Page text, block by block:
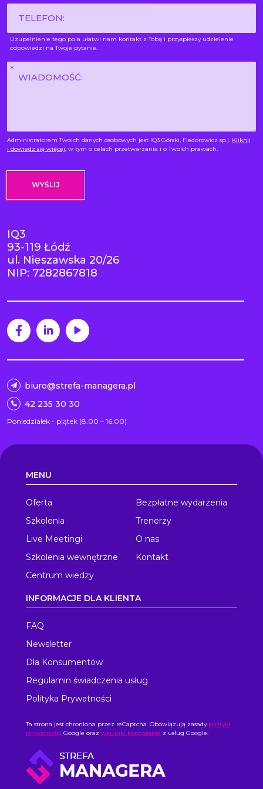
Uzupełnienie tego pola ułatwi nam kontakt z Tobą i przyspieszy udzielenie
odpowiedzi na Twoje pytanie.
Wiadomość
Administratorem Twoich danych osobowych jest IQ3 Górski, Fiedorowicz sp.j. Kliknij
i dowiedz się więcej, w tym o celach przetwarzania i o Twoich prawach.
IQ3
93-119 Łódź
ul. Nieszawska 20/26
NIP: 7282867818
biuro@strefa-managera.pl
42 235 30 30
Poniedziałek - piątek (8.00 – 16.00)
MENU
Oferta
Szkolenia
Live Meetingi
Szkolenia wewnętrzne
Centrum wiedzy
Bezpłatne wydarzenia
Trenerzy
O nas
Kontakt
INFORMACJE DLA KLIENTA
FAQ
Newsletter
Dla Konsumentów
Regulamin świadczenia usług
Polityka Prywatności
Ta strona jest chroniona przez reCaptcha. Obowiązują zasady polityki
prywatności Google oraz warunki korzystania z usług Google.